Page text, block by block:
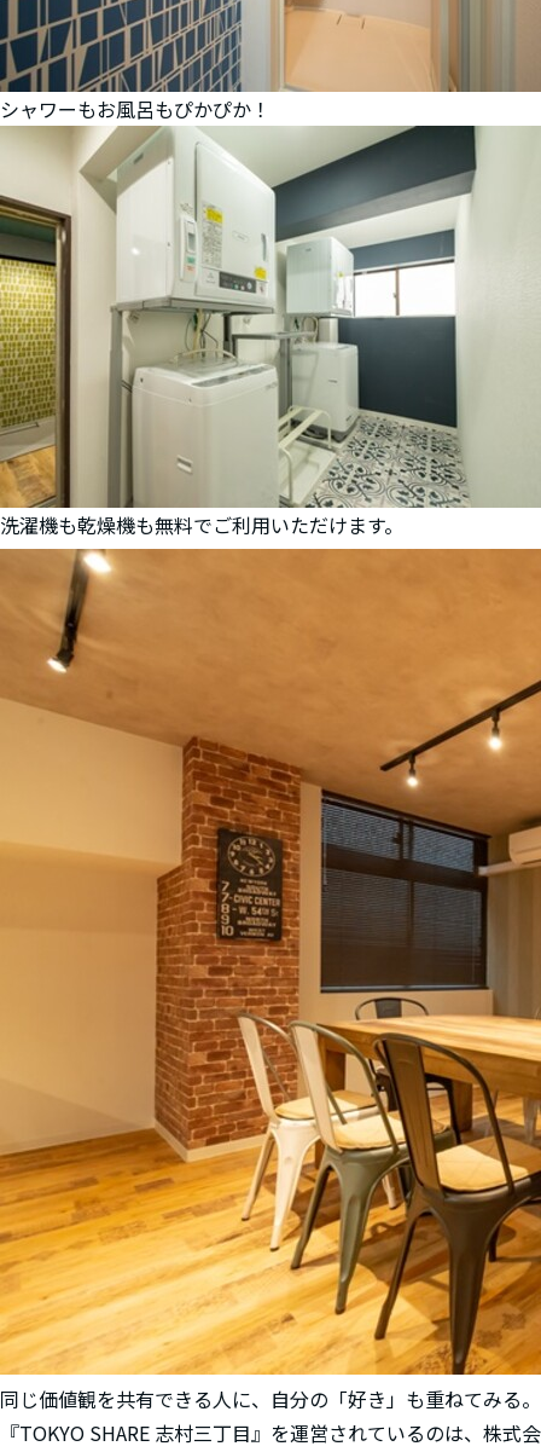
シャワーもお風呂もぴかぴか！
洗濯機も乾燥機も無料でご利用いただけます。
同じ価値観を共有できる人に、自分の「好き」も重ねてみる。
『TOKYO SHARE 志村三丁目』を運営されているのは、株式会